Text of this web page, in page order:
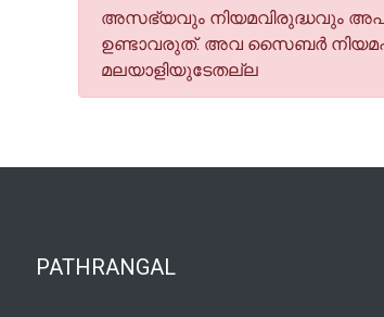
അസഭ്യവും നിയമവിരുദ്ധവും
ഉണ്ടാവരുത്. അവ സൈബര്‍
മലയാളിയുടേതല്ല
PATHRANGAL